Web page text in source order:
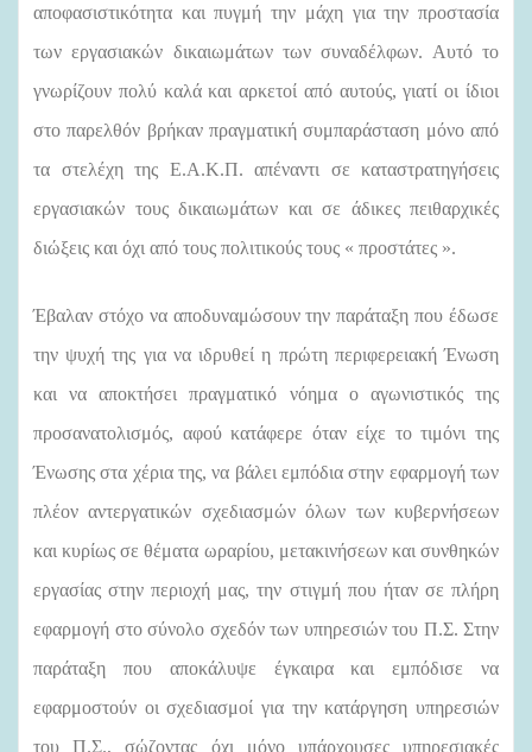
αποφασιστικότητα και πυγμή την μάχη για την προστασία
των εργασιακών δικαιωμάτων των συναδέλφων. Αυτό το
γνωρίζουν πολύ καλά και αρκετοί από αυτούς, γιατί οι ίδιοι
στο παρελθόν βρήκαν πραγματική συμπαράσταση μόνο από
τα στελέχη της Ε.Α.Κ.Π. απέναντι σε καταστρατηγήσεις
εργασιακών τους δικαιωμάτων και σε άδικες πειθαρχικές
διώξεις και όχι από τους πολιτικούς τους « προστάτες ».
Έβαλαν στόχο να αποδυναμώσουν την παράταξη που έδωσε
την ψυχή της για να ιδρυθεί η πρώτη περιφερειακή Ένωση
και να αποκτήσει πραγματικό νόημα ο αγωνιστικός της
προσανατολισμός, αφού κατάφερε όταν είχε το τιμόνι της
Ένωσης στα χέρια της, να βάλει εμπόδια στην εφαρμογή των
πλέον αντεργατικών σχεδιασμών όλων των κυβερνήσεων
και κυρίως σε θέματα ωραρίου, μετακινήσεων και συνθηκών
εργασίας στην περιοχή μας, την στιγμή που ήταν σε πλήρη
εφαρμογή στο σύνολο σχεδόν των υπηρεσιών του Π.Σ. Στην
παράταξη που αποκάλυψε έγκαιρα και εμπόδισε να
εφαρμοστούν οι σχεδιασμοί για την κατάργηση υπηρεσιών
του Π.Σ., σώζοντας όχι μόνο υπάρχουσες υπηρεσιακές